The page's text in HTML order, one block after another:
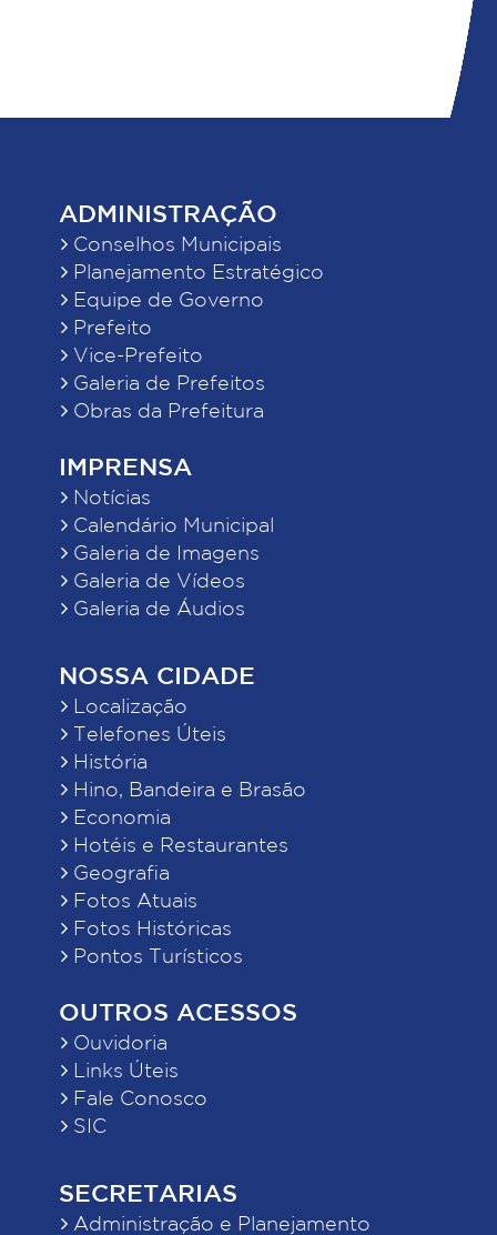
ADMINISTRAÇÃO
Conselhos Municipais
Planejamento Estratégico
Equipe de Governo
Prefeito
Vice-Prefeito
Galeria de Prefeitos
Obras da Prefeitura
IMPRENSA
Notícias
Calendário Municipal
Galeria de Imagens
Galeria de Vídeos
Galeria de Áudios
NOSSA CIDADE
Localização
Telefones Úteis
História
Hino, Bandeira e Brasão
Economia
Hotéis e Restaurantes
Geografia
Fotos Atuais
Fotos Históricas
Pontos Turísticos
OUTROS ACESSOS
Ouvidoria
Links Úteis
Fale Conosco
SIC
SECRETARIAS
Administração e Planejamento